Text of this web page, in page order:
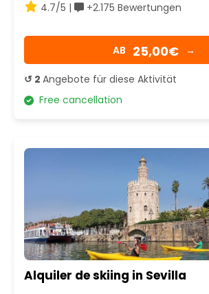
4.7/5 |
+2.175 Bewertungen
AB 25,00€ →
↺ 2 Angebote für diese Aktivität
Free cancellation
Alquiler de skiing in Sevilla